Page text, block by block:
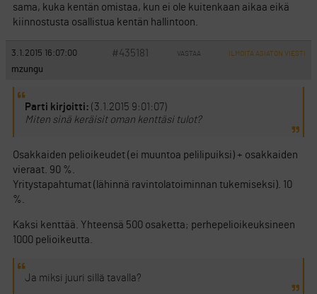
sama, kuka kentän omistaa, kun ei ole kuitenkaan aikaa eikä
kiinnostusta osallistua kentän hallintoon.
3.1.2015 16:07:00 #435181 VASTAA ILMOITA ASIATON VIESTI
mzungu
Parti kirjoitti: (3.1.2015 9:01:07)
Miten sinä keräisit oman kenttäsi tulot?
Osakkaiden pelioikeudet (ei muuntoa pelilipuiksi) + osakkaiden
vieraat. 90 %.
Yritystapahtumat (lähinnä ravintolatoiminnan tukemiseksi). 10
%.
Kaksi kenttää. Yhteensä 500 osaketta; perhepelioikeuksineen
1000 pelioikeutta.
Ja miksi juuri sillä tavalla?